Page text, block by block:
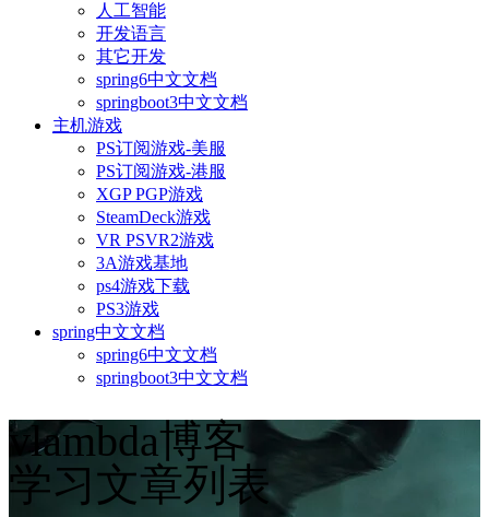
人工智能
开发语言
其它开发
spring6中文文档
springboot3中文文档
主机游戏
PS订阅游戏-美服
PS订阅游戏-港服
XGP PGP游戏
SteamDeck游戏
VR PSVR2游戏
3A游戏基地
ps4游戏下载
PS3游戏
spring中文文档
spring6中文文档
springboot3中文文档
vlambda博客
学习文章列表